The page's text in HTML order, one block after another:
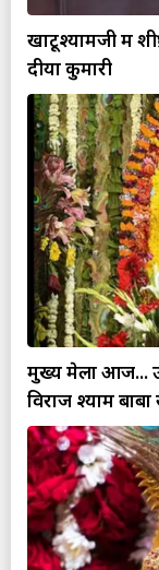
खाटूश्यामजी में
दीया कुमारी
मुख्य मेला आज...
विराज श्याम